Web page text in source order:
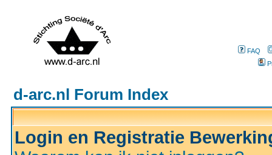
FAQ
d-arc.nl Forum Index
Login en Registratie